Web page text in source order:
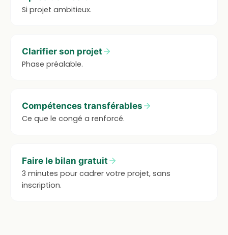
Si projet ambitieux.
Clarifier son projet
Phase préalable.
Compétences transférables
Ce que le congé a renforcé.
Faire le bilan gratuit
3 minutes pour cadrer votre projet, sans
inscription.